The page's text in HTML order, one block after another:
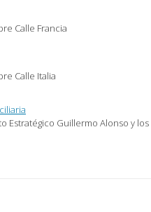
Calle Francia
Calle Italia
Estratégico Guillermo Alonso y los